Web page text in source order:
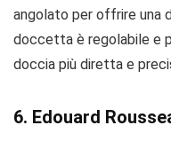
angolato per offrire una
doccetta è regolabile e
doccia più diretta e
6. Edouard